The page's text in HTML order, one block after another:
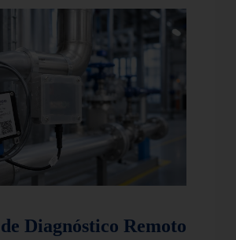
Diagnóstico Remoto